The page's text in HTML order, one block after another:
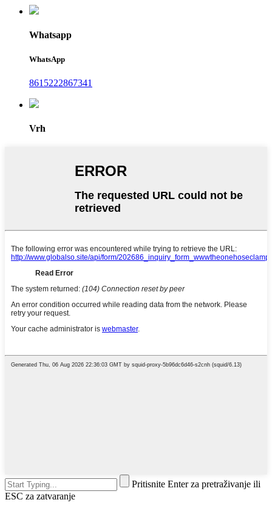
Whatsapp
WhatsApp
8615222867341
Vrh
Pritisnite Enter za pretraživanje ili
ESC za zatvaranje